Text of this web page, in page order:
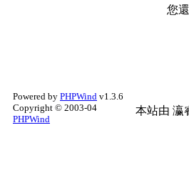
您
Powered by PHPWind v1.3.6
Copyright © 2003-04
PHPWind
本站由 瀛